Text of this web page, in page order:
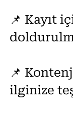
📌 Kayıt
📌
ilginize